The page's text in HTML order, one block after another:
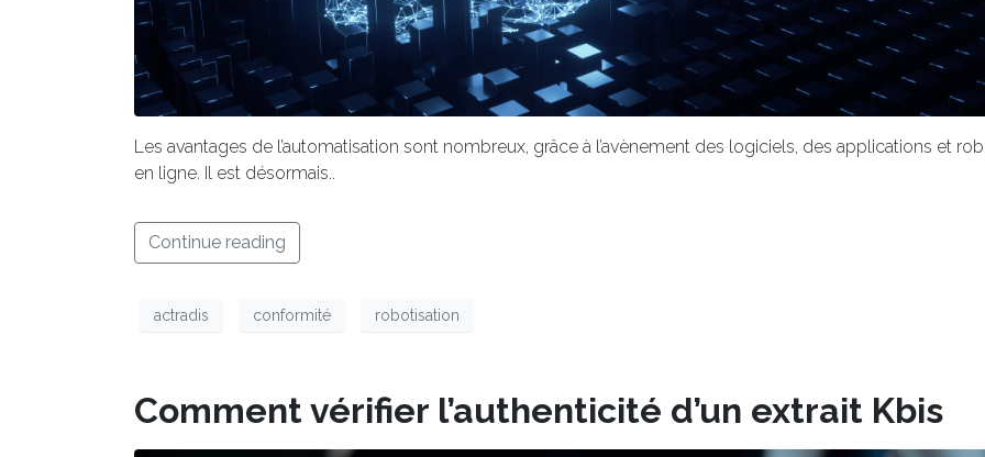
Les avantages de l’automatisation sont nombreux, grâce à l’avènement des logiciels, des applications et
en ligne. Il est désormais..
Continue reading
actradis conformité robotisation
Comment vérifier l’authenticité d’un extrait Kbis